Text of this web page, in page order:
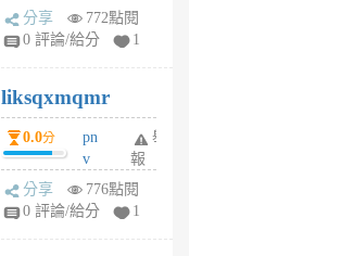
rv
pj
6
個
月
前
分享
772點閱
0 評論/給分
1
liksqxmqmr
0.0分
pn
v
wt
sv
舉
報
分享
776點閱
0 評論/給分
1